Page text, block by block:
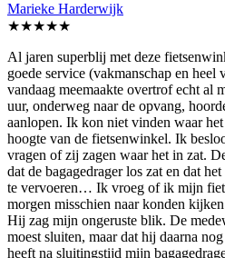
Marieke Harderwijk
★★★★★
Al jaren superblij met deze
goede service (vakmanschap en
vandaag meemaakte overtrof echt al
uur, onderweg naar de opvang,
aanlopen. Ik kon niet vinden waar
hoogte van de fietsenwinkel. Ik
vragen of zij zagen waar het in zat.
dat de bagagedrager los zat en dat
te vervoeren… Ik vroeg of ik mijn
morgen misschien naar konden
Hij zag mijn ongeruste blik. De
moest sluiten, maar dat hij daarna
heeft na sluitingstijd mijn